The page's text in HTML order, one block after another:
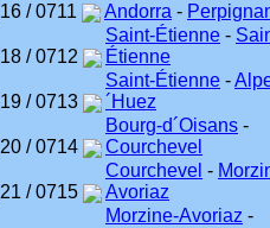
16 / 0711 Andorra -
18 / 0712
Saint-Étienne -
Étienne
19 / 0713
Saint-Étienne -
´Huez
20 / 0714
Bourg-d´Oisans -
Courchevel
21 / 0715
Courchevel -
Avoriaz
Morzine-Avoriaz -